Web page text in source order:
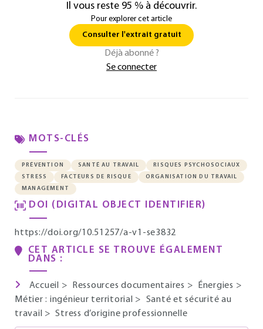
Il vous reste 95 % à découvrir.
Pour explorer cet article
Consulter l'extrait gratuit
Déjà abonné ?
Se connecter
MOTS-CLÉS
PRÉVENTION SANTÉ AU TRAVAIL
RISQUES PSYCHOSOCIAUX
STRESS
FACTEURS DE RISQUE
ORGANISATION DU TRAVAIL
MANAGEMENT
DOI (DIGITAL OBJECT IDENTIFIER)
https://doi.org/10.51257/a-v1-se3832
CET ARTICLE SE TROUVE ÉGALEMENT
DANS :
Accueil > Ressources documentaires > Énergies >
Métier : ingénieur territorial > Santé et sécurité au
travail >Stress d’origine professionnelle